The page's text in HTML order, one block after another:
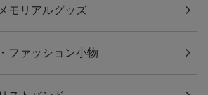
モリアルグッズ
ファッション小物